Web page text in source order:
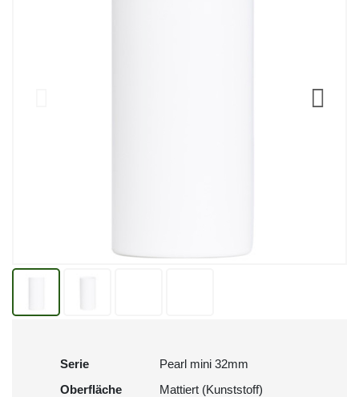
Serie
Pearl mini 32mm
Oberfläche
Mattiert (Kunststoff)